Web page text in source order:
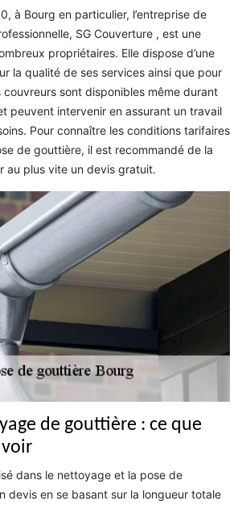
à Bourg en particulier, l’entreprise de
SG Couverture , est une
propriétaires. Elle dispose d’une
la qualité de ses services ainsi que pour
couvreurs sont disponibles même durant
peuvent intervenir en assurant un travail
Pour connaître les conditions tarifaires
de gouttière, il est recommandé de la
au plus vite un devis gratuit.
de gouttière : ce que
dans le nettoyage et la pose de
devis en se basant sur la longueur totale